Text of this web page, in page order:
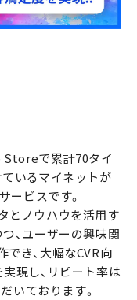
Storeで累計70タイ
いるマイネットが
ービスです。
とノウハウを活用す
、ユーザーの興味関
き、大幅なCVR向
現し、リピート率は
いております。